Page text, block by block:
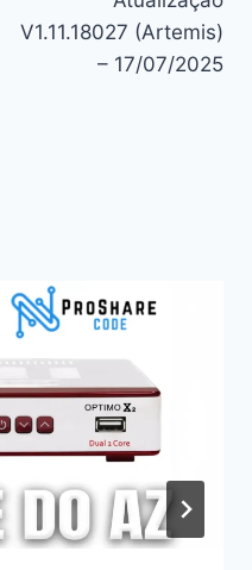
V1.11.18027 (Artemis)
– 17/07/2025